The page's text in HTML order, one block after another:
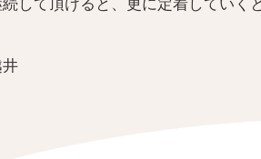
して頂けると、更に定着していく